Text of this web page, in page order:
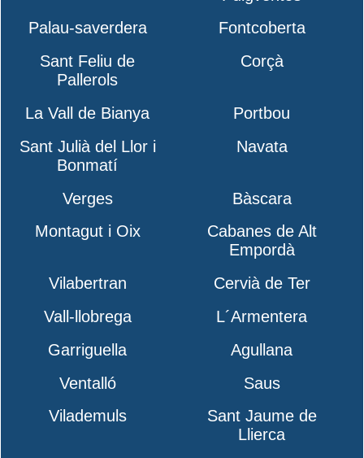
Palau-saverdera
Fontcoberta
Sant Feliu de
Pallerols
Corçà
La Vall de Bianya
Portbou
Sant Julià del Llor i
Bonmatí
Navata
Verges
Bàscara
Montagut i Oix
Cabanes de Alt
Empordà
Vilabertran
Cervià de Ter
Vall-llobrega
L´Armentera
Garriguella
Agullana
Ventalló
Saus
Vilademuls
Sant Jaume de
Llierca